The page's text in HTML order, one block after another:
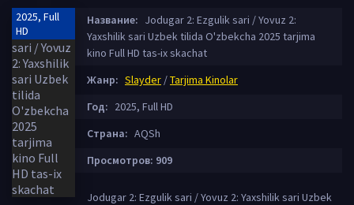
2025, Full
HD
Название: Jodugar 2: Ezgulik sari / Yovuz 2:
Yaxshilik sari Uzbek tilida O'zbekcha 2025 tarjima
kino Full HD tas-ix skachat
Жанр: Slayder /Tarjima Kinolar
Год: 2025, Full HD
Страна: AQSh
Просмотров: 909
Jodugar 2: Ezgulik sari / Yovuz 2: Yaxshilik sari Uzbek